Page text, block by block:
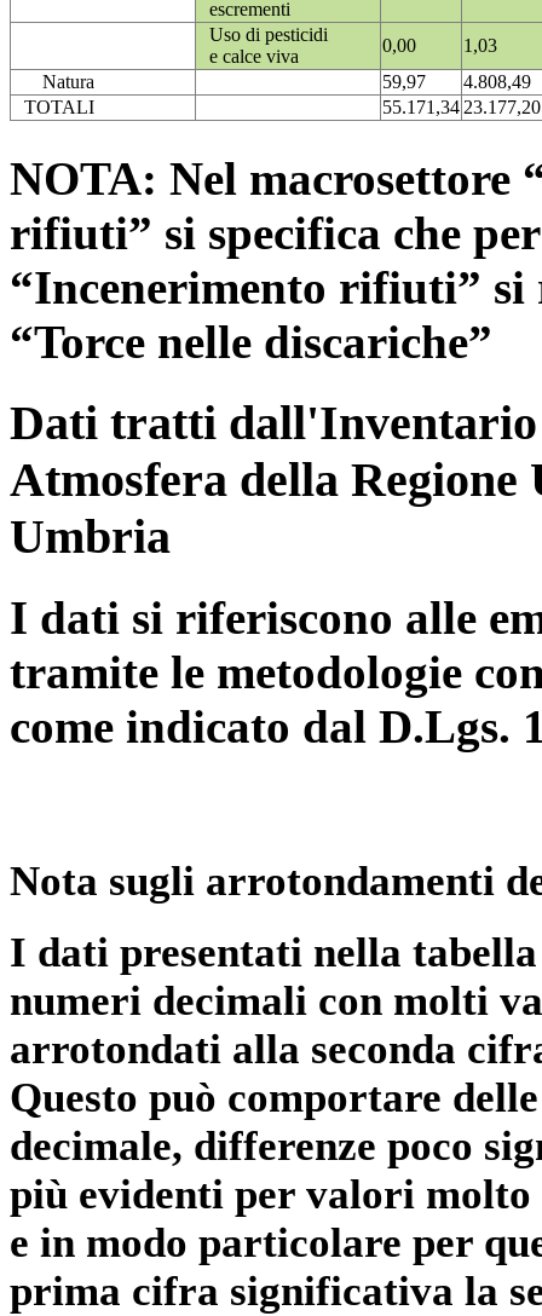
escrementi
Uso di pesticidi
e calce viva
0,00
1,03
Natura
59,97
4.808,49
TOTALI
55.171,3423.177,20
NOTA: Nel macrosettore
rifiuti” si specifica che
“Incenerimento rifiuti”
“Torce nelle discariche”
Dati tratti dall'Inventario
Atmosfera della
Umbria
I dati si riferiscono alle
tramite le metodologie
come indicato dal D.Lgs.
Nota sugli arrotondamenti
I dati presentati nella
numeri decimali con molti
arrotondati alla seconda
Questo può comportare
decimale, differenze poco
più evidenti per valori
e in modo particolare per
prima cifra significativa la